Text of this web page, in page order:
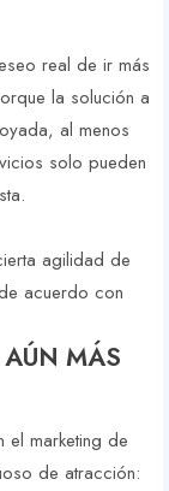
real de ir más
la solución a
al menos
solo pueden
agilidad de
acuerdo con
MÁS
el marketing de
de atracción: